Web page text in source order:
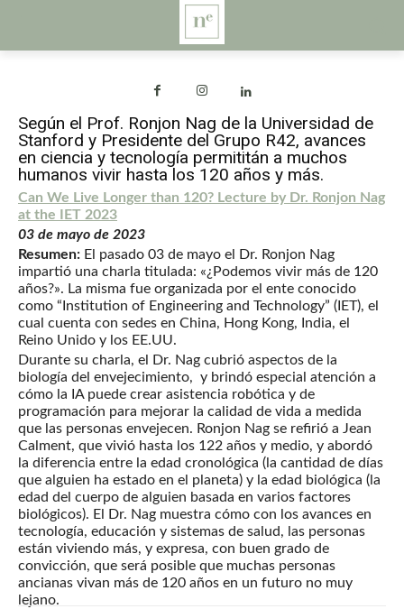
Según el Prof. Ronjon Nag de la Universidad de
Stanford y Presidente del Grupo R42, avances
en ciencia y tecnología permititán a muchos
humanos vivir hasta los 120 años y más.
Can We Live Longer than 120? Lecture by Dr. Ronjon Nag
at the IET 2023
03 de mayo de 2023
Resumen: El pasado 03 de mayo el Dr. Ronjon Nag
impartió una charla titulada: «¿Podemos vivir más de 120
años?». La misma fue organizada por el ente conocido
como “Institution of Engineering and Technology” (IET), el
cual cuenta con sedes en China, Hong Kong, India, el
Reino Unido y los EE.UU.
Durante su charla, el Dr. Nag cubrió aspectos de la
biología del envejecimiento, y brindó especial atención a
cómo la IA puede crear asistencia robótica y de
programación para mejorar la calidad de vida a medida
que las personas envejecen. Ronjon Nag se refirió a Jean
Calment, que vivió hasta los 122 años y medio, y abordó
la diferencia entre la edad cronológica (la cantidad de días
que alguien ha estado en el planeta) y la edad biológica (la
edad del cuerpo de alguien basada en varios factores
biológicos). El Dr. Nag muestra cómo con los avances en
tecnología, educación y sistemas de salud, las personas
están viviendo más, y expresa, con buen grado de
convicción, que será posible que muchas personas
ancianas vivan más de 120 años en un futuro no muy
lejano.